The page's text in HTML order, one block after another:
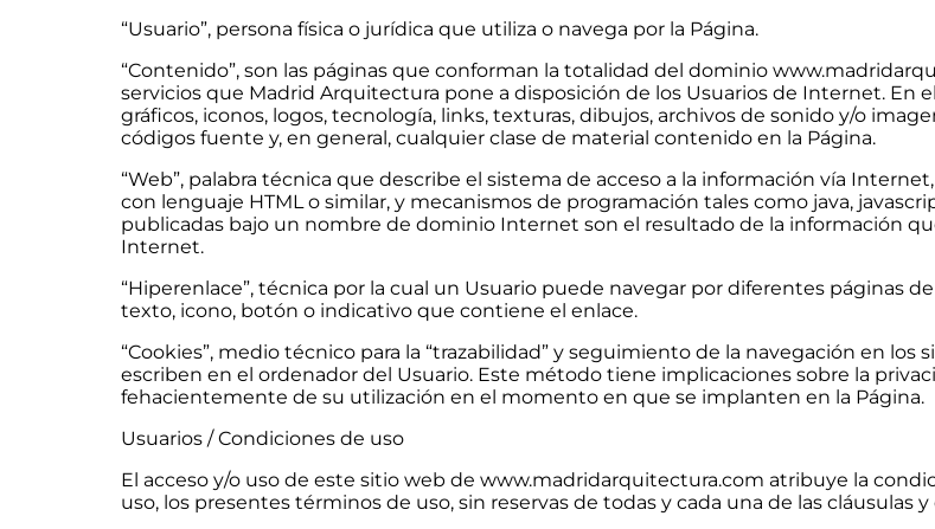
“Usuario”, persona física o jurídica que utiliza o navega por la Página.
“Contenido”, son las páginas que conforman la totalidad del dominio
servicios que Madrid Arquitectura pone a disposición de los Usuarios de Internet. En
gráficos, iconos, logos, tecnología, links, texturas, dibujos, archivos de sonido y/o
códigos fuente y, en general, cualquier clase de material contenido en la Página.
“Web”, palabra técnica que describe el sistema de acceso a la información vía
con lenguaje HTML o similar, y mecanismos de programación tales como java,
publicadas bajo un nombre de dominio Internet son el resultado de la información
Internet.
“Hiperenlace”, técnica por la cual un Usuario puede navegar por diferentes páginas
texto, icono, botón o indicativo que contiene el enlace.
“Cookies”, medio técnico para la “trazabilidad” y seguimiento de la navegación en
escriben en el ordenador del Usuario. Este método tiene implicaciones sobre la
fehacientemente de su utilización en el momento en que se implanten en la Página.
Usuarios / Condiciones de uso
El acceso y/o uso de este sitio web de www.madridarquitectura.com atribuye la
uso, los presentes términos de uso, sin reservas de todas y cada una de las cláusulas